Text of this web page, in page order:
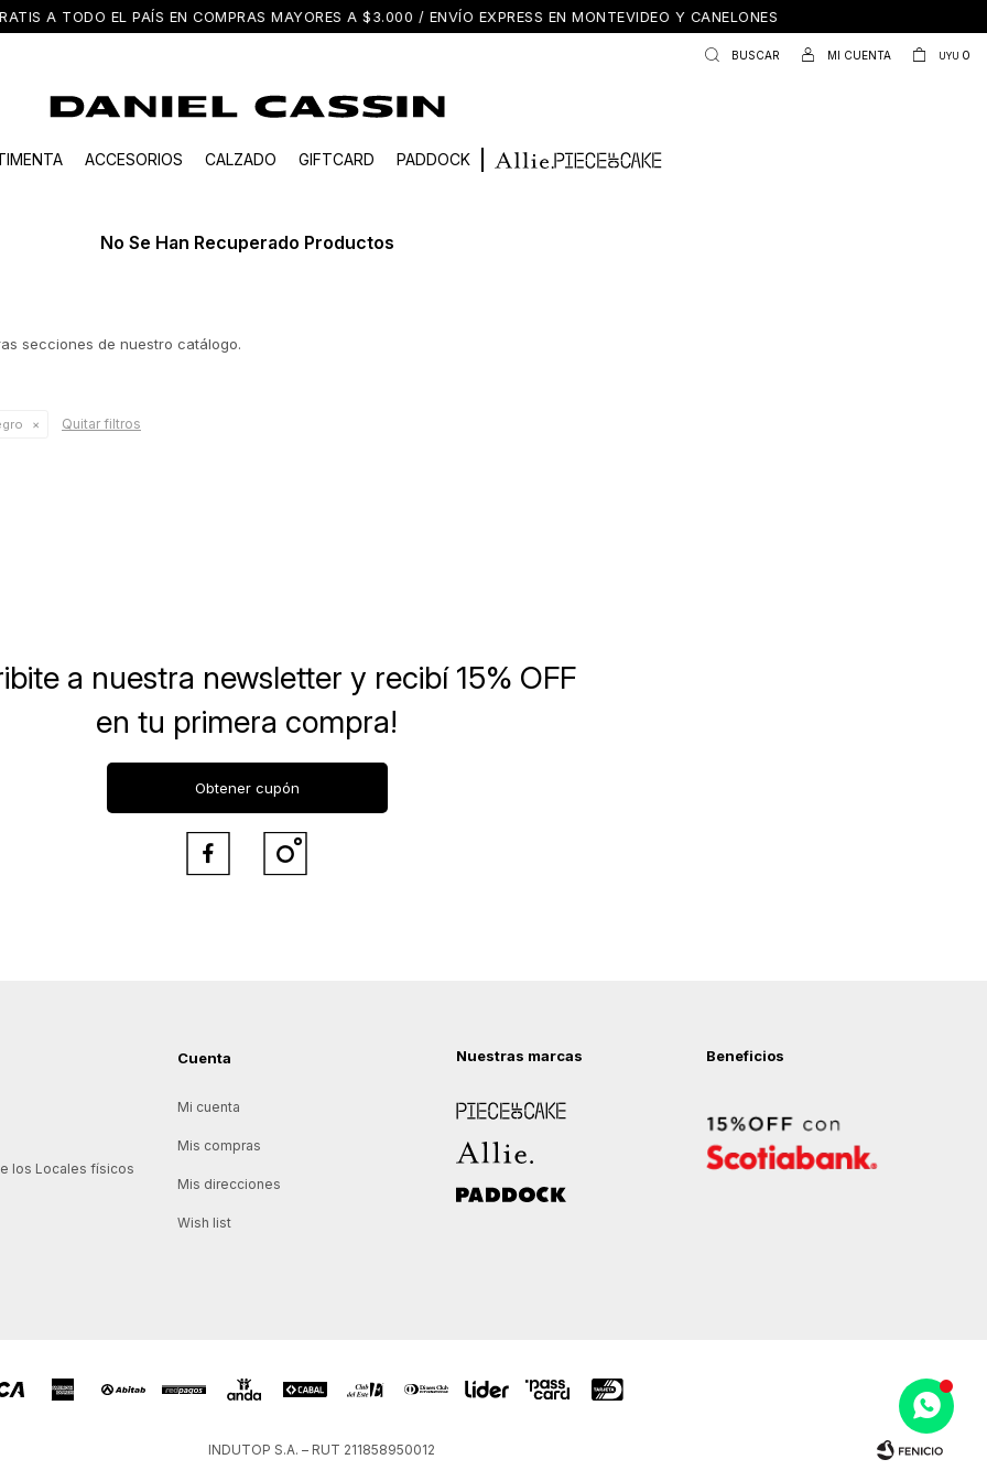
PAÍS EN COMPRAS MAYORES A $3.000 / ENVÍO EXPRESS EN MONTEVIDEO Y CANELONES
ACCESORIOS CALZADO GIFTCARD PADDOCK
UYU 0
No Se Han Recuperado Productos
secciones de nuestro catálogo.
Quitar filtros
los Locales físicos
Cuenta
Mi cuenta
Mis compras
Mis direcciones
Wish list
Nuestras marcas
Piece of Cake
Allie
Paddock
Beneficios
a nuestra newsletter y recibí 15% OFF
en tu primera compra!
Obtener cupón
 
INDUTOP S.A. – RUT 211858950012